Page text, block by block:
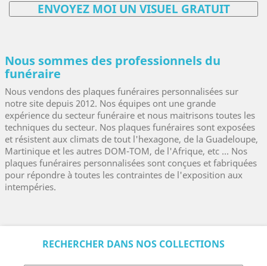
ENVOYEZ MOI UN VISUEL GRATUIT
Nous sommes des professionnels du
funéraire
Nous vendons des plaques funéraires personnalisées sur
notre site depuis 2012. Nos équipes ont une grande
expérience du secteur funéraire et nous maitrisons toutes les
techniques du secteur. Nos plaques funéraires sont exposées
et résistent aux climats de tout l'hexagone, de la Guadeloupe,
Martinique et les autres DOM-TOM, de l'Afrique, etc ... Nos
plaques funéraires personnalisées sont conçues et fabriquées
pour répondre à toutes les contraintes de l'exposition aux
intempéries.
RECHERCHER DANS NOS COLLECTIONS